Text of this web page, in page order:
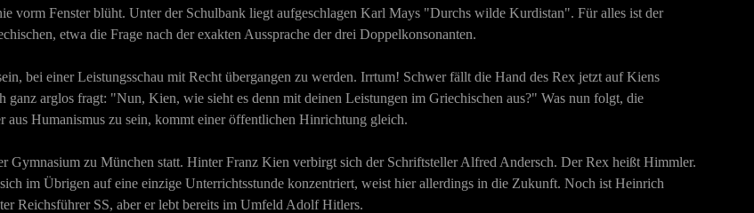
vorm Fenster blüht. Unter der Schulbank liegt aufgeschlagen Karl Mays "Durchs wilde Kurdistan". Für alles ist der
etwa die Frage nach der exakten Aussprache der drei Doppelkonsonanten.
bei einer Leistungsschau mit Recht übergangen zu werden. Irrtum! Schwer fällt die Hand des Rex jetzt auf Kiens
ganz arglos fragt: "Nun, Kien, wie sieht es denn mit deinen Leistungen im Griechischen aus?" Was nun folgt, die
aus Humanismus zu sein, kommt einer öffentlichen Hinrichtung gleich.
Gymnasium zu München statt. Hinter Franz Kien verbirgt sich der Schriftsteller Alfred Andersch. Der Rex heißt Himmler.
im Übrigen auf eine einzige Unterrichtsstunde konzentriert, weist hier allerdings in die Zukunft. Noch ist Heinrich
Reichsführer SS, aber er lebt bereits im Umfeld Adolf Hitlers.